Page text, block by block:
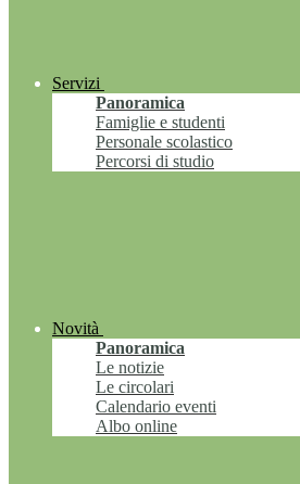
Servizi
Panoramica
Famiglie e studenti
Personale scolastico
Percorsi di studio
Novità
Panoramica
Le notizie
Le circolari
Calendario eventi
Albo online